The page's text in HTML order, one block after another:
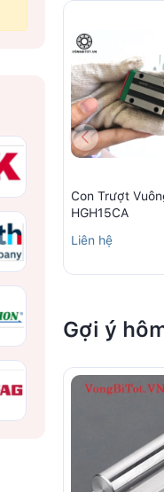
Con Trượt
HGH15CA
Liên hệ
Gợi ý